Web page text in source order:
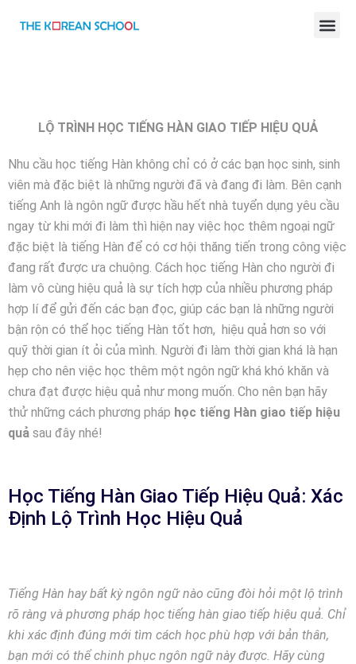
LỘ TRÌNH HỌC TIẾNG HÀN GIAO TIẾP HIỆU QUẢ
Nhu cầu học tiếng Hàn không chỉ có ở các bạn học sinh, sinh
viên mà đặc biệt là những người đã và đang đi làm. Bên cạnh
tiếng Anh là ngôn ngữ được hầu hết nhà tuyển dụng yêu cầu
ngay từ khi mới đi làm thì hiện nay việc học thêm ngoại ngữ
đặc biệt là tiếng Hàn để có cơ hội thăng tiến trong công việc
đang rất được ưa chuộng. Cách học tiếng Hàn cho người đi
làm vô cùng hiệu quả là sự tích hợp của nhiều phương pháp
hợp lí để gửi đến các bạn đọc, giúp các bạn là những người
bận rộn có thể học tiếng Hàn tốt hơn, hiệu quả hơn so với
quỹ thời gian ít ỏi của mình. Người đi làm thời gian khá là hạn
hẹp cho nên việc học thêm một ngôn ngữ khá khó khăn và
chưa đạt được hiệu quả như mong muốn. Cho nên bạn hãy
thử những cách phương pháp học tiếng Hàn giao tiếp hiệu
quả sau đây nhé!
Học Tiếng Hàn Giao Tiếp Hiệu Quả: Xác
Định Lộ Trình Học Hiệu Quả
Tiếng Hàn hay bất kỳ ngôn ngữ nào cũng đòi hỏi một lộ trình
rõ ràng và phương pháp học tiếng hàn giao tiếp hiệu quả. Chỉ
khi xác định đúng mới tìm cách học phù hợp với bản thân,
bạn mới có thể chinh phục ngôn ngữ này được. Hãy cùng